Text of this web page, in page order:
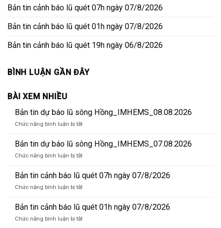
Bản tin cảnh báo lũ quét 07h ngày 07/8/2026
Bản tin cảnh báo lũ quét 01h ngày 07/8/2026
Bản tin cảnh báo lũ quét 19h ngày 06/8/2026
BÌNH LUẬN GẦN ĐÂY
BÀI XEM NHIỀU
Bản tin dự báo lũ sông Hồng_IMHEMS_08.08.2026
Chức năng bình luận bị tắtở
tin
báo
sông
Hồng_IMHEMS_08.08.2026
Bản tin dự báo lũ sông Hồng_IMHEMS_07.08.2026
Chức năng bình luận bị tắtở
tin
báo
sông
Hồng_IMHEMS_07.08.2026
Bản tin cảnh báo lũ quét 07h ngày 07/8/2026
Chức năng bình luận bị tắtở
tin
báo
Bản tin cảnh báo lũ quét 01h ngày 07/8/2026
Chức năng bình luận bị tắtở